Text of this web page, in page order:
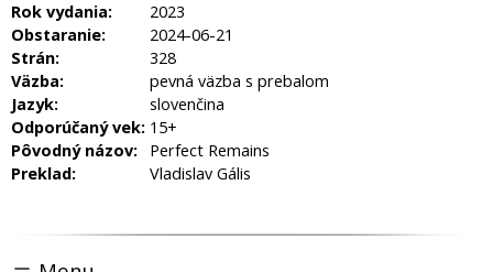
Rok vydania:
2023
Obstaranie:
2024-06-21
Strán:
328
Väzba:
pevná väzba s prebalom
Jazyk:
slovenčina
Odporúčaný vek: 15+
Pôvodný názov:
Perfect Remains
Preklad:
Vladislav Gális